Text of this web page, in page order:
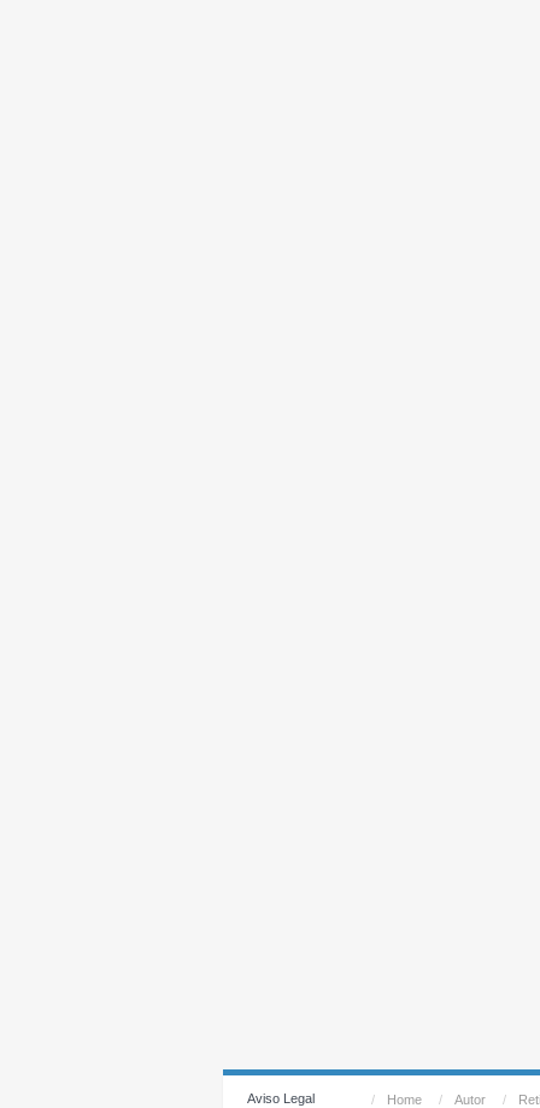
Aviso Legal / Home / Autor /